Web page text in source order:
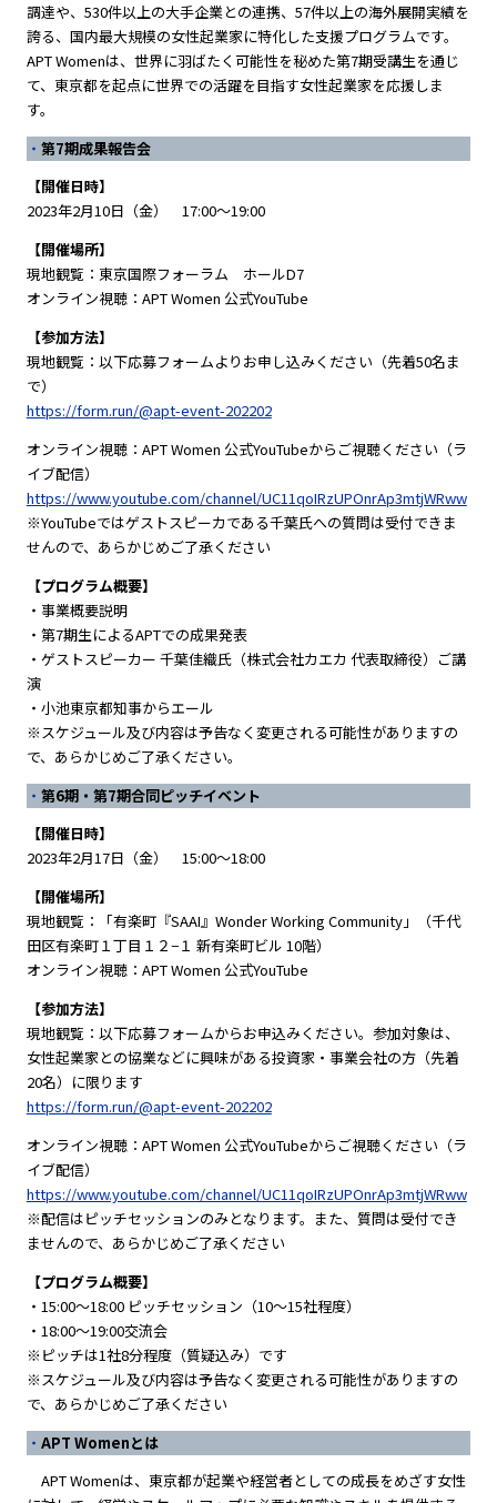
調達や、530件以上の大手企業との連携、57件以上の海外展開実績を
誇る、国内最大規模の女性起業家に特化した支援プログラムです。
APT Womenは、世界に羽ばたく可能性を秘めた第7期受講生を通じ
て、東京都を起点に世界での活躍を目指す女性起業家を応援しま
す。
第7期成果報告会
【開催日時】
2023年2月10日（金） 17:00〜19:00
【開催場所】
現地観覧：東京国際フォーラム ホールD7
オンライン視聴：APT Women 公式YouTube
【参加方法】
現地観覧：以下応募フォームよりお申し込みください（先着50名ま
で）
https://form.run/@apt-event-202202
オンライン視聴：APT Women 公式YouTubeからご視聴ください（ラ
イブ配信）
https://www.youtube.com/channel/UC11qoIRzUPOnrAp3mtjWRww
※YouTubeではゲストスピーカである千葉氏への質問は受付できま
せんので、あらかじめご了承ください
【プログラム概要】
・事業概要説明
・第7期生によるAPTでの成果発表
・ゲストスピーカー 千葉佳織氏（株式会社カエカ 代表取締役）ご講
演
・小池東京都知事からエール
※スケジュール及び内容は予告なく変更される可能性がありますの
で、あらかじめご了承ください。
第6期・第7期合同ピッチイベント
【開催日時】
2023年2月17日（金） 15:00～18:00
【開催場所】
現地観覧：「有楽町『SAAI』Wonder Working Community」（千代
田区有楽町１丁目１２−１ 新有楽町ビル 10階）
オンライン視聴：APT Women 公式YouTube
【参加方法】
現地観覧：以下応募フォームからお申込みください。参加対象は、
女性起業家との協業などに興味がある投資家・事業会社の方（先着
20名）に限ります
https://form.run/@apt-event-202202
オンライン視聴：APT Women 公式YouTubeからご視聴ください（ラ
イブ配信）
https://www.youtube.com/channel/UC11qoIRzUPOnrAp3mtjWRww
※配信はピッチセッションのみとなります。また、質問は受付でき
ませんので、あらかじめご了承ください
【プログラム概要】
・15:00～18:00 ピッチセッション（10〜15社程度）
・18:00～19:00交流会
※ピッチは1社8分程度（質疑込み）です
※スケジュール及び内容は予告なく変更される可能性がありますの
で、あらかじめご了承ください
APT Womenとは
APT Womenは、東京都が起業や経営者としての成長をめざす女性